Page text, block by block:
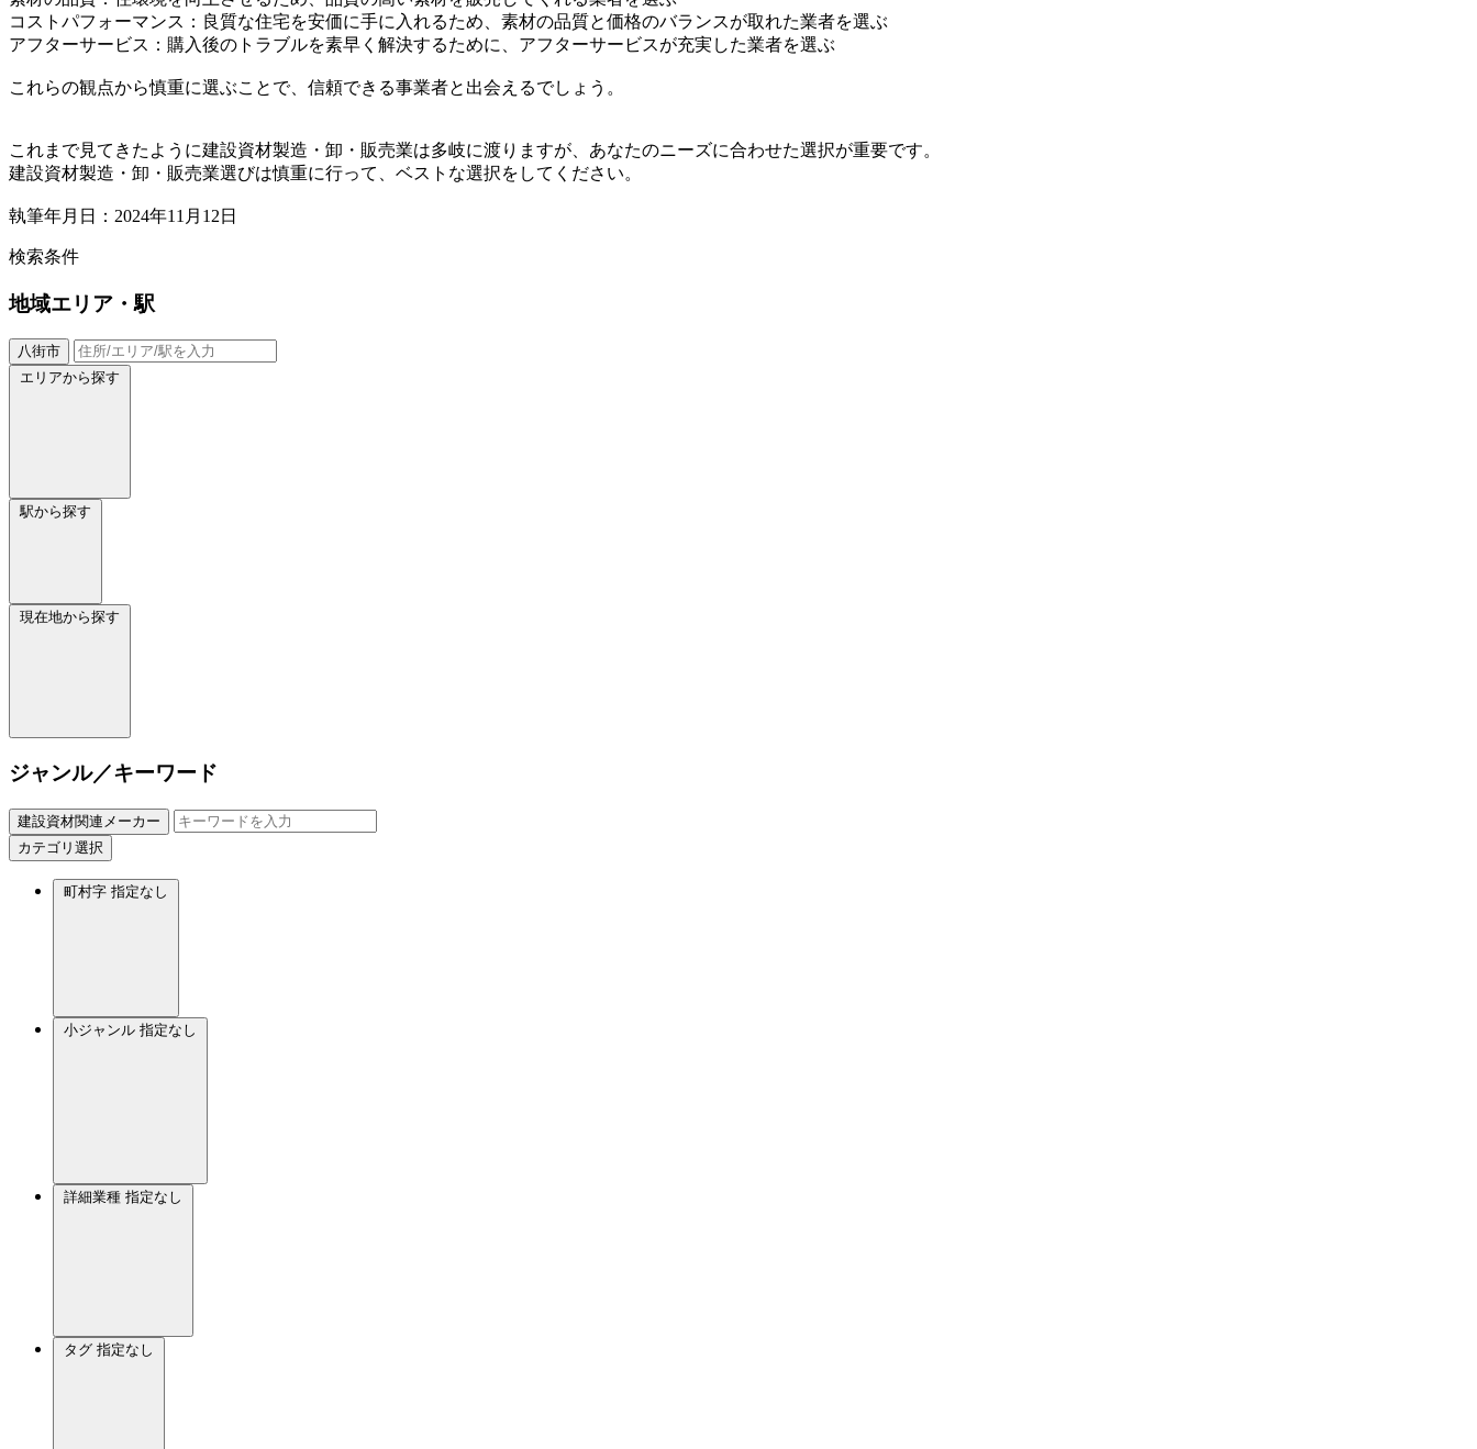
コストパフォーマンス：良質な住宅を安価に手に入れるため、素材の品質と価格のバランスが取れた業者を選ぶ
アフターサービス：購入後のトラブルを素早く解決するために、アフターサービスが充実した業者を選ぶ
これらの観点から慎重に選ぶことで、信頼できる事業者と出会えるでしょう。
これまで見てきたように建設資材製造・卸・販売業は多岐に渡りますが、あなたのニーズに合わせた選択が重要です。
建設資材製造・卸・販売業選びは慎重に行って、ベストな選択をしてください。
執筆年月日：2024年11月12日
検索条件
地域エリア・駅
八街市
エリアから探す
駅から探す
現在地から探す
ジャンル／キーワード
建設資材関連メーカー
カテゴリ選択
町村字 指定なし
小ジャンル 指定なし
詳細業種 指定なし
タグ 指定なし